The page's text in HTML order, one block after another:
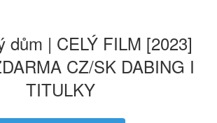
dům | CELÝ FILM [2023]
CZ/SK DABING I
TITULKY